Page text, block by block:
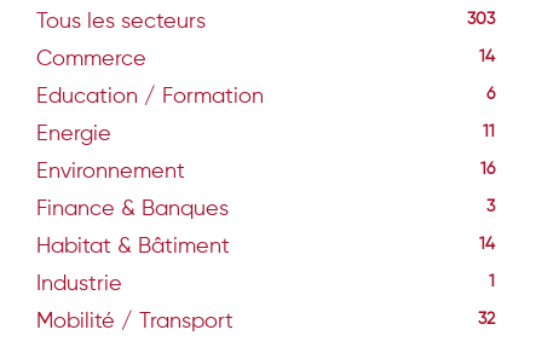
Tous les secteurs 303
Commerce 14
Education / Formation 6
Energie 11
Environnement 16
Finance & Banques 3
Habitat & Bâtiment 14
Industrie 1
Mobilité / Transport 32